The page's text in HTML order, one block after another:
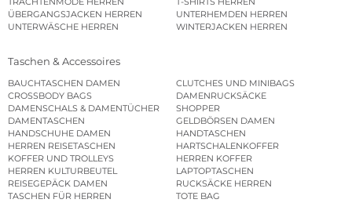
ÜBERGANGSJACKEN HERREN
UNTERHEMDEN HERREN
UNTERWÄSCHE HERREN
WINTERJACKEN HERREN
Taschen & Accessoires
BAUCHTASCHEN DAMEN
CLUTCHES UND MINIBAGS
CROSSBODY BAGS
DAMENRUCKSÄCKE
DAMENSCHALS & DAMENTÜCHER
SHOPPER
DAMENTASCHEN
GELDBÖRSEN DAMEN
HANDSCHUHE DAMEN
HANDTASCHEN
HERREN REISETASCHEN
HARTSCHALENKOFFER
KOFFER UND TROLLEYS
HERREN KOFFER
HERREN KULTURBEUTEL
LAPTOPTASCHEN
REISEGEPÄCK DAMEN
RUCKSÄCKE HERREN
TASCHEN FÜR HERREN
TOTE BAG